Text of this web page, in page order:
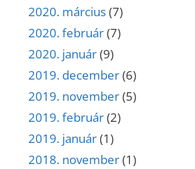
2020. március(7)
2020. február(7)
2020. január(9)
2019. december(6)
2019. november(5)
2019. február(2)
2019. január(1)
2018. november(1)